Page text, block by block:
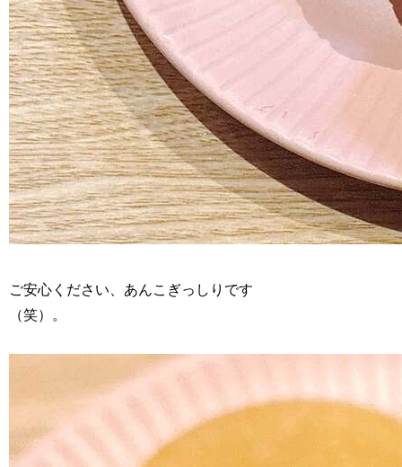
ご安心ください、あんこぎっしりです
（笑）。